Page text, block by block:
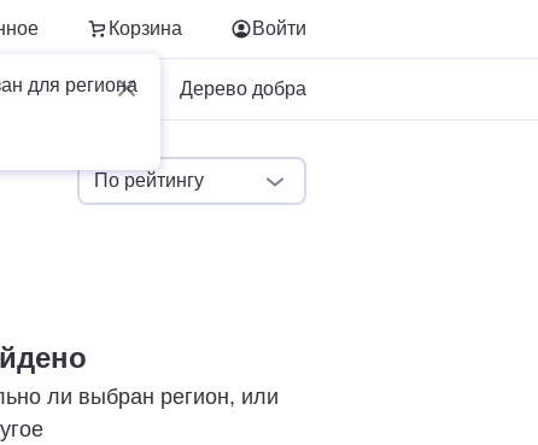
Корзина
для региона
Войти
Для бизнеса Дерево добра
По рейтингу
ли выбран регион, или